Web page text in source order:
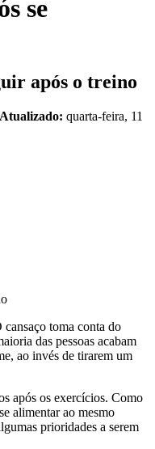
se
após o treino
Atualizado: quarta-feira, 11
toma conta do
das pessoas acabam
ao invés de tirarem um
após os exercícios. Como
alimentar ao mesmo
prioridades a serem